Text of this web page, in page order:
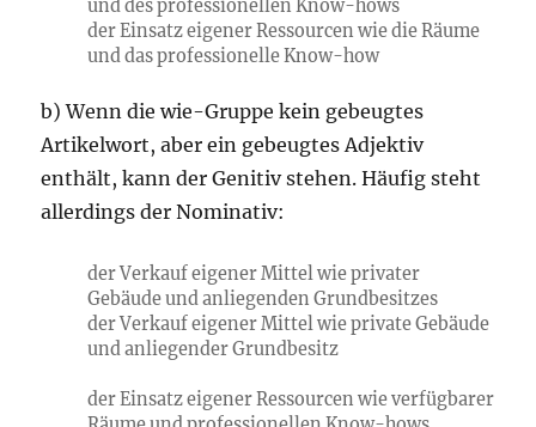
und des professionellen Know-hows
der Einsatz eigener Ressourcen wie die Räume
und das professionelle Know-how
b) Wenn die wie-Gruppe kein gebeugtes
Artikelwort, aber ein gebeugtes Adjektiv
enthält, kann der Genitiv stehen. Häufig steht
allerdings der Nominativ:
der Verkauf eigener Mittel wie privater
Gebäude und anliegenden Grundbesitzes
der Verkauf eigener Mittel wie private Gebäude
und anliegender Grundbesitz
der Einsatz eigener Ressourcen wie verfügbarer